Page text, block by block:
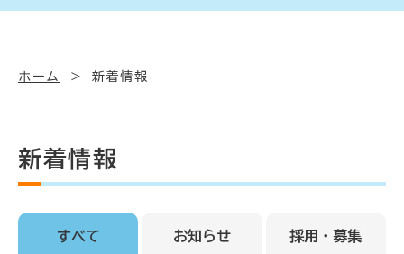
ホーム 新着情報
新着情報
すべて お知らせ 採用・募集